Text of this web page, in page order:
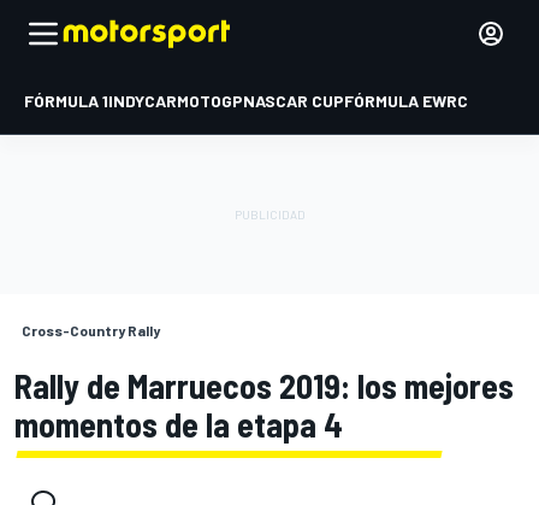
FÓRMULA 1INDYCARMOTOGPNASCAR CUPFÓRMULA EWRC
Cross-Country Rally
Rally de Marruecos 2019: los mejores
momentos de la etapa 4